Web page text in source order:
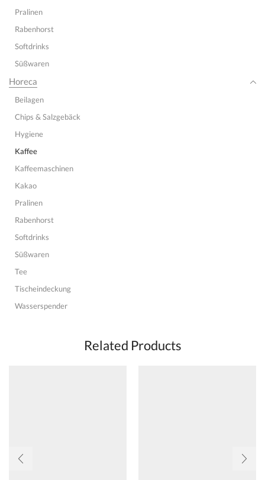
Pralinen
Rabenhorst
Softdrinks
Süßwaren
Horeca
Beilagen
Chips & Salzgebäck
Hygiene
Kaffee
Kaffeemaschinen
Kakao
Pralinen
Rabenhorst
Softdrinks
Süßwaren
Tee
Tischeindeckung
Wasserspender
Related Products